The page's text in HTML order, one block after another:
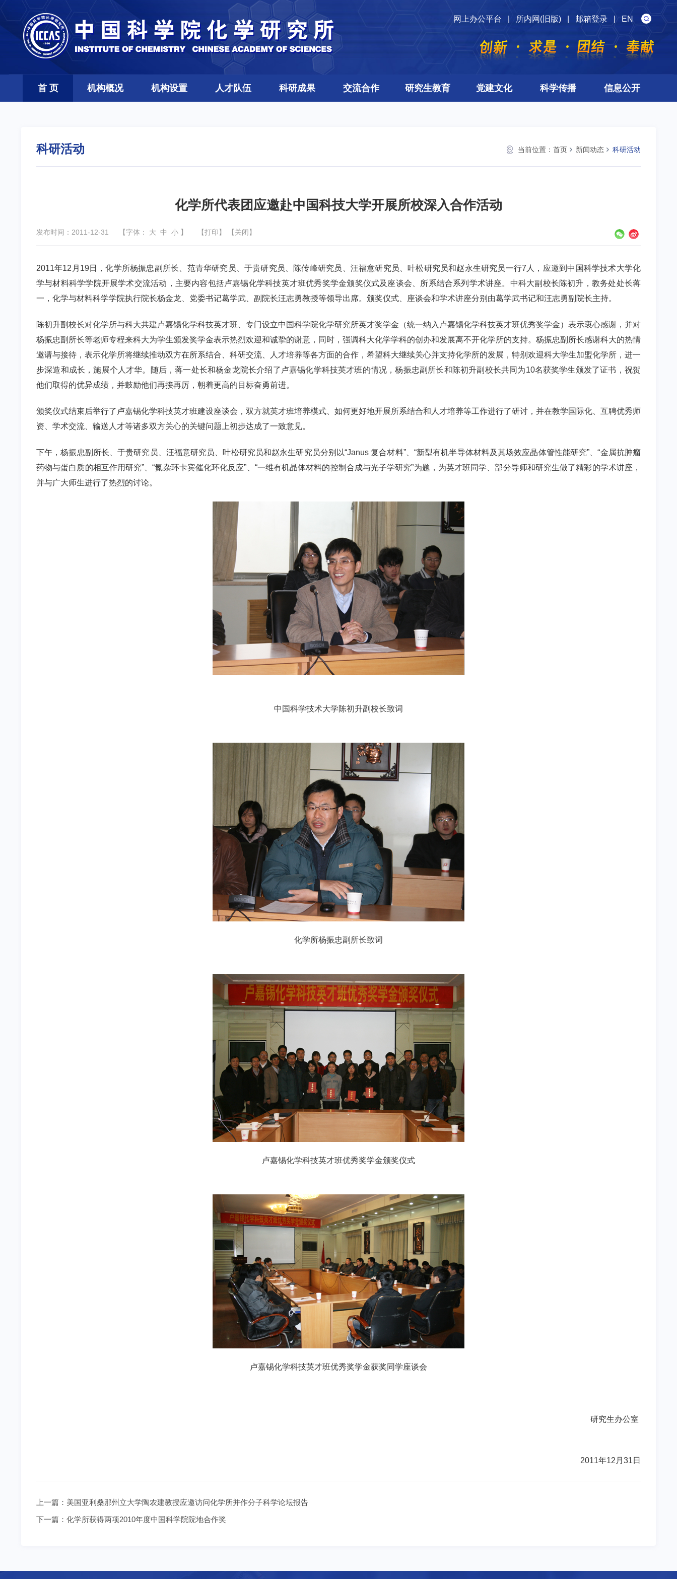
网上办公平台 所内网(旧版) 邮箱登录 |EN
首 页 机构概况 机构设置 人才队伍 科研成果 交流合作 研究生教育 党建文化 科学传播 信息公开
当前位置： 首页 新闻动态 科研活动
科研活动
化学所代表团应邀赴中国科技大学开展所校深入合作活动
发布时间：2011-12-31 【字体： 大 中 小 】 【打印】 【关闭】
2011年12月19日，化学所杨振忠副所长、范青华研究员、于贵研究员、陈传峰研究员、汪福意研究员、叶松研究员和赵永生研究员一行7人，应邀到中国科学技术大学化
学与材料科学学院开展学术交流活动，主要内容包括卢嘉锡化学科技英才班优秀奖学金颁奖仪式及座谈会、所系结合系列学术讲座。中科大副校长陈初升，教务处处长蒋
一，化学与材料科学学院执行院长杨金龙、党委书记葛学武、副院长汪志勇教授等领导出席。颁奖仪式、座谈会和学术讲座分别由葛学武书记和汪志勇副院长主持。
陈初升副校长对化学所与科大共建卢嘉锡化学科技英才班、专门设立中国科学院化学研究所英才奖学金（统一纳入卢嘉锡化学科技英才班优秀奖学金）表示衷心感谢，并对
杨振忠副所长等老师专程来科大为学生颁发奖学金表示热烈欢迎和诚挚的谢意，同时，强调科大化学学科的创办和发展离不开化学所的支持。杨振忠副所长感谢科大的热情
邀请与接待，表示化学所将继续推动双方在所系结合、科研交流、人才培养等各方面的合作，希望科大继续关心并支持化学所的发展，特别欢迎科大学生加盟化学所，进一
步深造和成长，施展个人才华。随后，蒋一处长和杨金龙院长介绍了卢嘉锡化学科技英才班的情况，杨振忠副所长和陈初升副校长共同为10名获奖学生颁发了证书，祝贺
他们取得的优异成绩，并鼓励他们再接再厉，朝着更高的目标奋勇前进。
颁奖仪式结束后举行了卢嘉锡化学科技英才班建设座谈会，双方就英才班培养模式、如何更好地开展所系结合和人才培养等工作进行了研讨，并在教学国际化、互聘优秀师
资、学术交流、输送人才等诸多双方关心的关键问题上初步达成了一致意见。
下午，杨振忠副所长、于贵研究员、汪福意研究员、叶松研究员和赵永生研究员分别以“Janus 复合材料”、“新型有机半导体材料及其场效应晶体管性能研究”、“金属抗肿瘤
药物与蛋白质的相互作用研究”、“氮杂环卡宾催化环化反应”、“一维有机晶体材料的控制合成与光子学研究”为题，为英才班同学、部分导师和研究生做了精彩的学术讲座，
并与广大师生进行了热烈的讨论。
中国科学技术大学陈初升副校长致词
化学所杨振忠副所长致词
卢嘉锡化学科技英才班优秀奖学金颁奖仪式
卢嘉锡化学科技英才班优秀奖学金获奖同学座谈会
研究生办公室
2011年12月31日
上一篇： 美国亚利桑那州立大学陶农建教授应邀访问化学所并作分子科学论坛报告
下一篇： 化学所获得两项2010年度中国科学院院地合作奖